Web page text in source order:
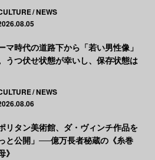
NEWS
マ時代の道路下から「若い男性像」
うつ伏せ状態が幸いし、保存状態は
NEWS
リタン美術館、ダ・ヴィンチ作品を
と公開」──億万長者秘蔵の《糸巻
》